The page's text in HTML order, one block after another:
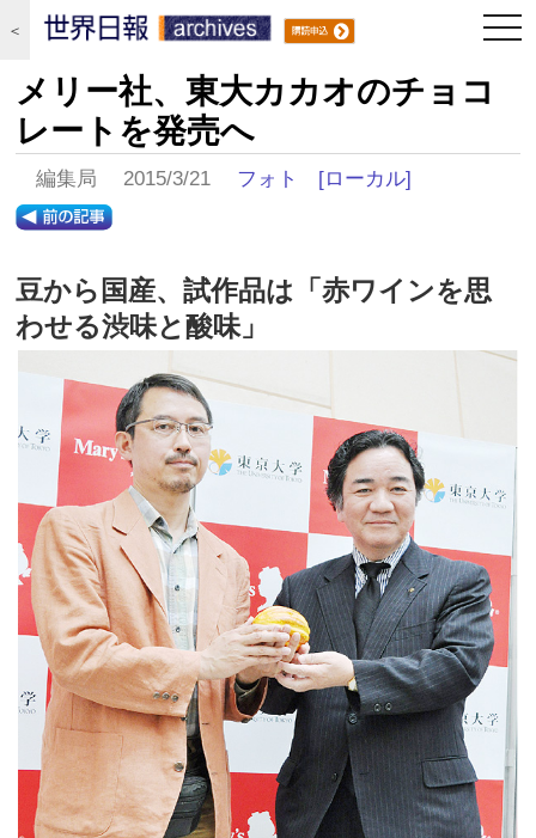
＜
メリー社、東大カカオのチョコ
レートを発売へ
編集局 2015/3/21 フォト [ローカル]
豆から国産、試作品は「赤ワインを思
わせる渋味と酸味」